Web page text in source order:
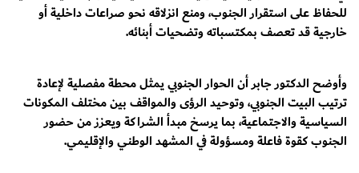
للحفاظ على استقرار الجنوب، ومنع انزلاقه نحو صراعات داخلية أو
خارجية قد تعصف بمكتسباته وتضحيات أبنائه.
وأوضح الدكتور جابر أن الحوار الجنوبي يمثل محطة مفصلية لإعادة
ترتيب البيت الجنوبي، وتوحيد الرؤى والمواقف بين مختلف المكونات
السياسية والاجتماعية، بما يرسخ مبدأ الشراكة ويعزز من حضور
الجنوب كقوة فاعلة ومسؤولة في المشهد الوطني والإقليمي.